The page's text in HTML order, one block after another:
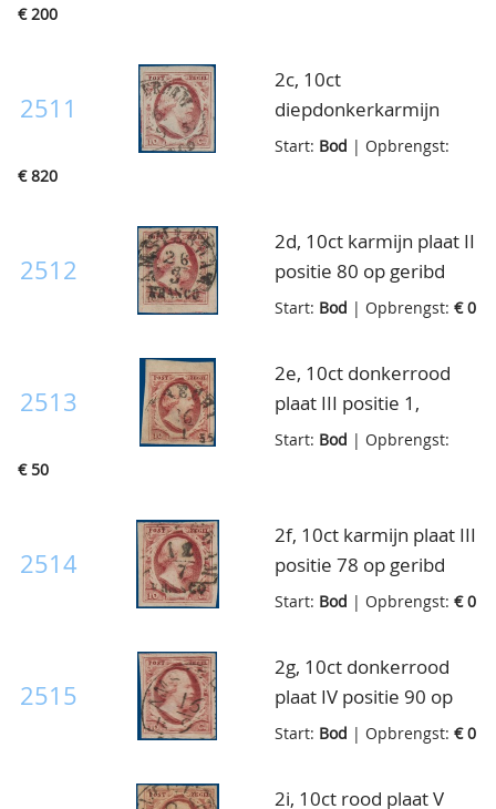
breedgerand, luxe ex.
€ 200
2511
2c, 10ct
diepdonkerkarmijn
plaat IA, Van Balen
goed- tot breedgerand,
pracht ex., cert. NKD
Start: Bod | Opbrengst:
€ 820
2512
2d, 10ct karmijn plaat II
positie 80 op geribd
papier, gebruikt, super
'jumbo randen', luxe
ex.
Start: Bod | Opbrengst: € 0
2513
2e, 10ct donkerrood
plaat III positie 1,
gebruikt, breedgerand
Start: Bod | Opbrengst:
€ 50
2514
2f, 10ct karmijn plaat III
positie 78 op geribd
papier, gebruikt, goed-
pracht ex., cert. H.C.
Lodder
Start: Bod | Opbrengst: € 0
2515
2g, 10ct donkerrood
plaat IV positie 90 op
geribd papier, gebruikt,
ex., cert. Dr. A. Louis
Start: Bod | Opbrengst: € 0
2i, 10ct rood plaat V